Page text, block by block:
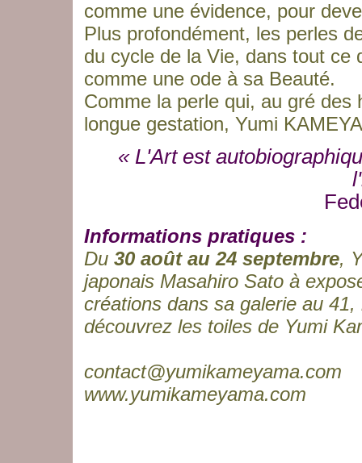
comme une évidence, pour
Plus profondément, les perles
du cycle de la Vie, dans tout ce
comme une ode à sa Beauté.
Comme la perle qui, au gré
longue gestation, Yumi
« L'Art est
Informations pratiques :
Du 30 août au 24 septembre,
japonais Masahiro Sato à
créations dans sa galerie au
découvrez les toiles de Yumi
contact@yumikameyama.com
www.yumikameyama.com